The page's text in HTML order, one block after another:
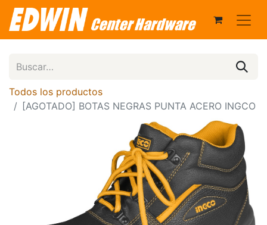
Todos los productos
[AGOTADO] BOTAS NEGRAS PUNTA ACERO INGCO